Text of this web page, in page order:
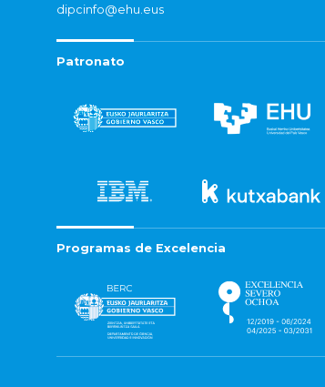
dipcinfo@ehu.eus
Patronato
Programas de Excelencia